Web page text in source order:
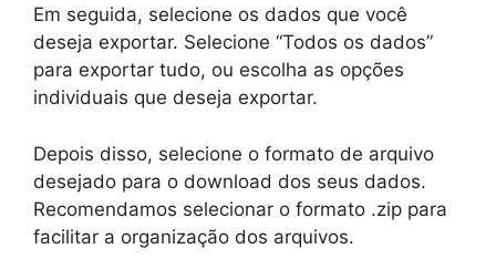
Em seguida, selecione os dados que você
deseja exportar. Selecione “Todos os dados”
para exportar tudo, ou escolha as opções
individuais que deseja exportar.
Depois disso, selecione o formato de arquivo
desejado para o download dos seus dados.
Recomendamos selecionar o formato .zip para
facilitar a organização dos arquivos.